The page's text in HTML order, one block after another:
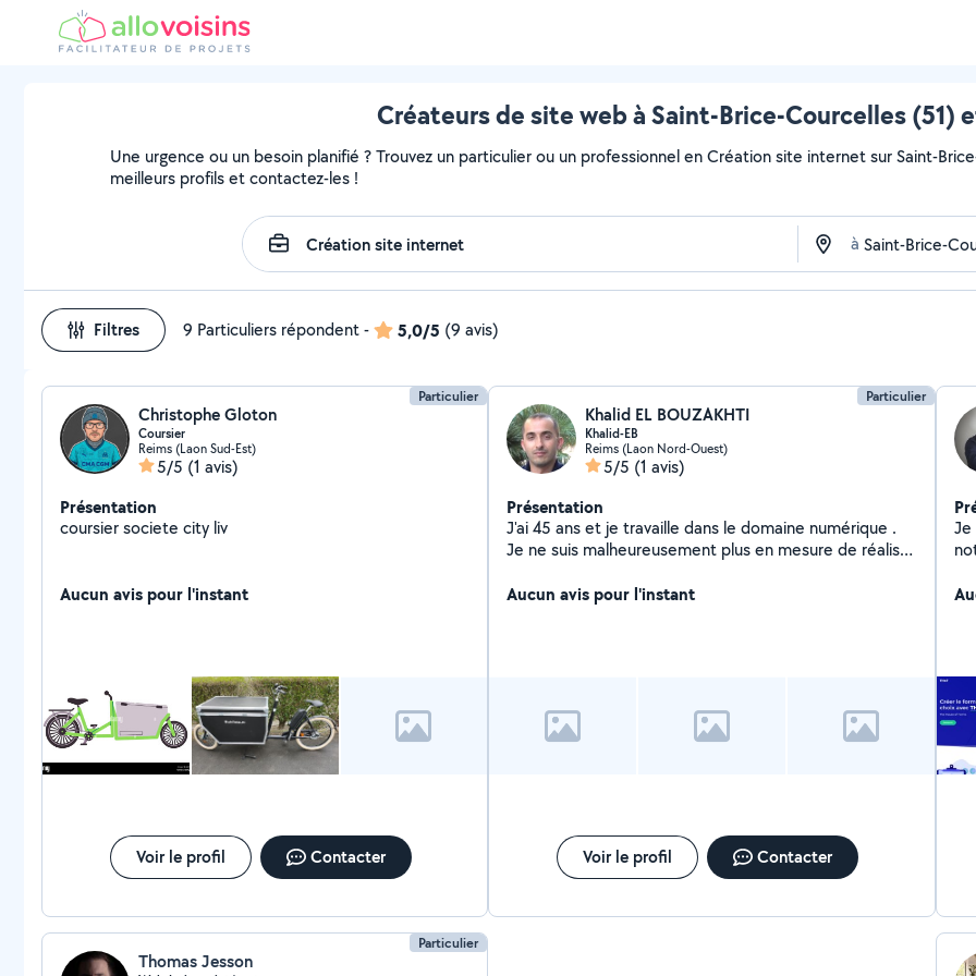
Créateurs de site web à Saint-Brice-Courcelles (51)
Une urgence ou un besoin planifié ? Trouvez un particulier ou un professionnel en Création site internet sur Saint-
meilleurs profils et contactez-les !
à
Filtres 9 Particuliers répondent- 5,0/5 (9 avis)
Particulier
Christophe Gloton
Coursier
Reims (Laon Sud-Est)
5/5 (1 avis)
Présentation
coursier societe city liv
Aucun avis pour l'instant
Voir le profil Contacter
Particulier
Khalid EL BOUZAKHTI
Khalid-EB
Reims (Laon Nord-Ouest)
5/5 (1 avis)
Présentation
J'ai 45 ans et je travaille dans le domaine numérique .
Je ne suis malheureusement plus en mesure de réaliser
d'un accident qui m'oblige notamment à me déplacer
Aucun avis pour l'instant
Voir le profil Contacter
Je
Particulier
Thomas Jesson